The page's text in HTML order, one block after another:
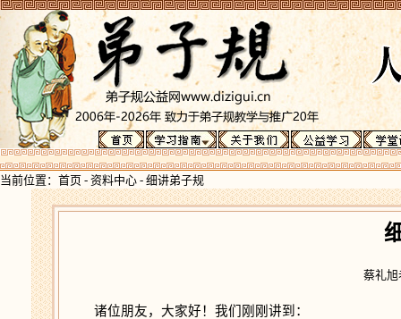
当前位置： 首页 - 资料中心 - 细讲弟子规
蔡礼
诸位朋友，大家好！我们刚刚讲到：